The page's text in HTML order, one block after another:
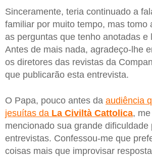
Sinceramente, teria continuado a
familiar por muito tempo, mas tomo
as perguntas que tenho anotadas e
Antes de mais nada, agradeço-lhe
os diretores das revistas da
que publicarão esta entrevista.
O Papa, pouco antes da audiência
jesuítas da La Civiltà Cattolica,
mencionado sua grande dificuldade
entrevistas. Confessou-me que
coisas mais que improvisar